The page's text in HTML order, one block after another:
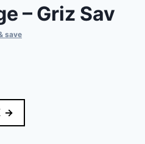
– Griz Sav
save
→